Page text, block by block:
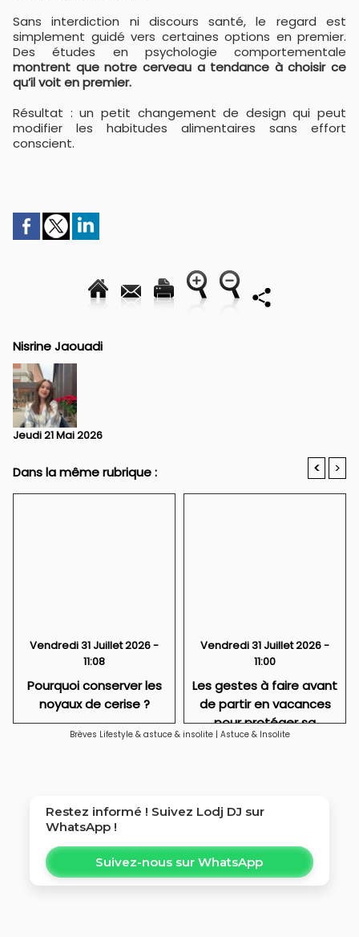
Sans interdiction ni discours santé, le regard est
simplement guidé vers certaines options en premier.
Des études en psychologie comportementale
montrent que notre cerveau a tendance à choisir ce
qu’il voit en premier.
Résultat : un petit changement de design qui peut
modifier les habitudes alimentaires sans effort
conscient.
Nisrine Jaouadi
Jeudi 21 Mai 2026
Dans la même rubrique : < >
Vendredi 31 Juillet 2026 -
11:08
Pourquoi conserver les
noyaux de cerise ?
Vendredi 31 Juillet 2026 -
11:00
Les gestes à faire avant
de partir en vacances
pour protéger sa
maison
Brèves Lifestyle & astuce & insolite | Astuce & Insolite
Restez informé ! Suivez Lodj DJ sur
WhatsApp !
Suivez-nous sur WhatsApp